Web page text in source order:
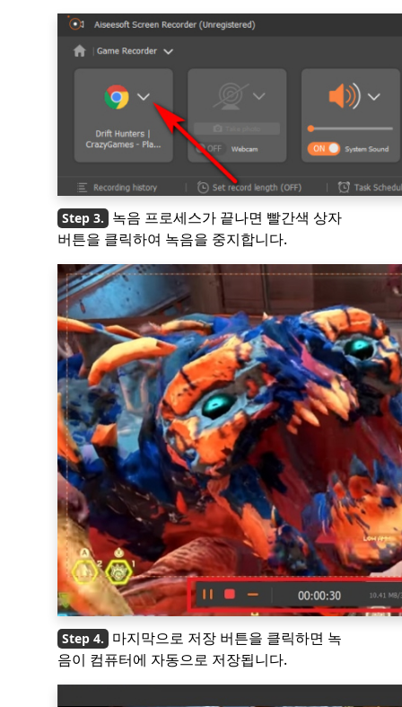
녹음 프로세스가 끝나면 빨간색 상자
버튼을 클릭하여 녹음을 중지합니다.
마지막으로 저장 버튼을 클릭하면 녹
음이 컴퓨터에 자동으로 저장됩니다.